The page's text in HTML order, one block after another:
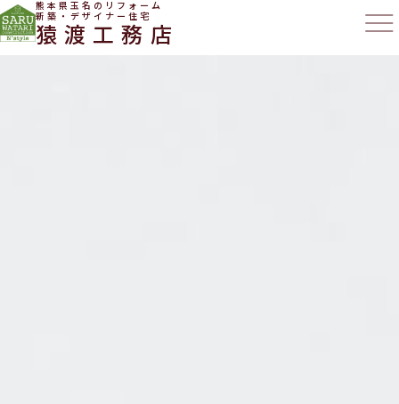
熊本県玉名のリフォーム
新築・デザイナー住宅
猿渡工務店